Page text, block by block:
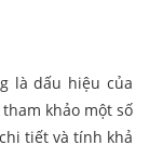
là dấu hiệu của
khảo một số
tiết và tính khả